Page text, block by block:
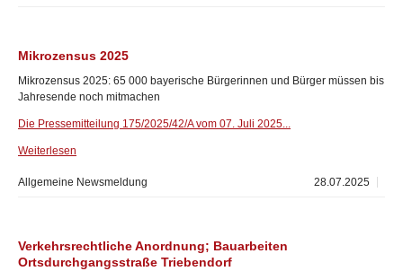
Mikrozensus 2025
Mikrozensus 2025: 65 000 bayerische Bürgerinnen und Bürger müssen bis
Jahresende noch mitmachen
Die Pressemitteilung 175/2025/42/A vom 07. Juli 2025...
Weiterlesen
28.07.2025
Allgemeine Newsmeldung
Verkehrsrechtliche Anordnung; Bauarbeiten
Ortsdurchgangsstraße Triebendorf